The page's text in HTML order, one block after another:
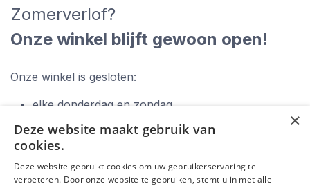
Zomerverlof?
Onze winkel blijft gewoon open!
Onze winkel is gesloten:
elke donderdag en zondag,
zaterdag 15 augustus.
×
Deze website maakt gebruik van
cookies.
Deze website gebruikt cookies om uw gebruikerservaring te
verbeteren. Door onze website te gebruiken, stemt u in met alle